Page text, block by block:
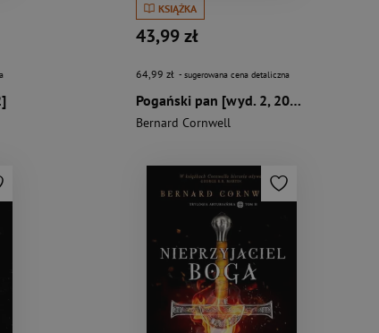
KSIĄŻKA
43,99 zł
64,99 zł - sugerowana cena detaliczna
Pogański pan [wyd. 2, 2022]
Bernard Cornwell